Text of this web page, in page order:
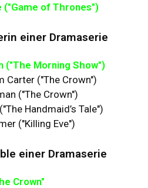
("Game of Thrones")
einer Dramaserie
("The Morning Show")
Carter ("The Crown")
("The Crown")
Handmaid’s Tale")
("Killing Eve")
einer Dramaserie
Crown"